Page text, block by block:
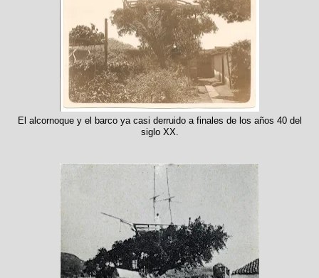
El alcornoque y el barco ya casi derruido a finales de los años 40 del
siglo XX.